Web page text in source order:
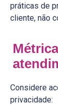
práticas de
cliente, não
Considere
privacidade: